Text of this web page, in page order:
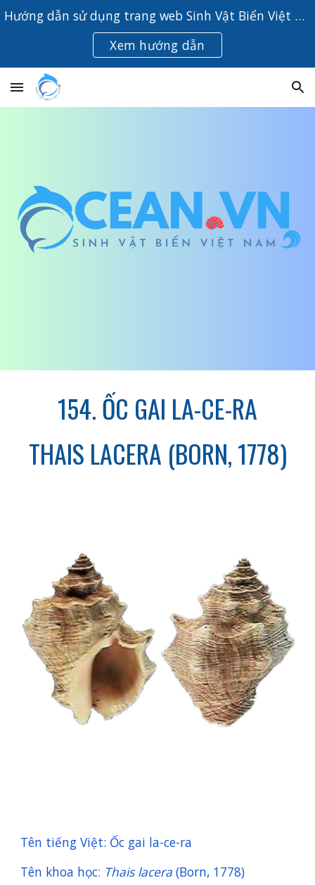
Skip to main content Skip to navigation
Hướng dẫn sử dụng trang web Sinh Vật Biển Việt Nam
Xem hướng dẫn
154. ỐC GAI LA-CE-RA
THAIS LACERA (BORN, 1778)
Tên tiếng Việt: Ốc gai la-ce-ra
Tên khoa học: Thais lacera (Born, 1778)